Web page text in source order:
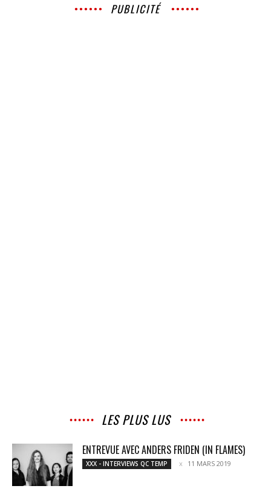
PUBLICITÉ
LES PLUS LUS
ENTREVUE AVEC ANDERS FRIDEN (IN FLAMES)
XXX - INTERVIEWS QC TEMP 11 MARS 2019